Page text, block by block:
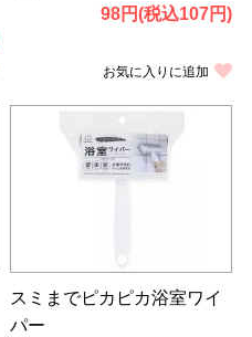
98円(税込107円)
お気に入りに追加
スミまでピカピカ浴室ワイ
パー